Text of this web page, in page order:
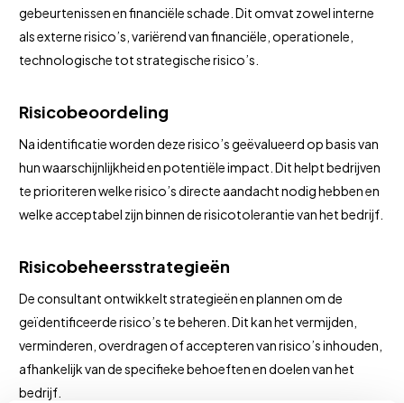
gebeurtenissen en financiële schade. Dit omvat zowel interne
als externe risico’s, variërend van financiële, operationele,
technologische tot strategische risico’s.
Risicobeoordeling
Na identificatie worden deze risico’s geëvalueerd op basis van
hun waarschijnlijkheid en potentiële impact. Dit helpt bedrijven
te prioriteren welke risico’s directe aandacht nodig hebben en
welke acceptabel zijn binnen de risicotolerantie van het bedrijf.
Risicobeheersstrategieën
De consultant ontwikkelt strategieën en plannen om de
geïdentificeerde risico’s te beheren. Dit kan het vermijden,
verminderen, overdragen of accepteren van risico’s inhouden,
afhankelijk van de specifieke behoeften en doelen van het
bedrijf.